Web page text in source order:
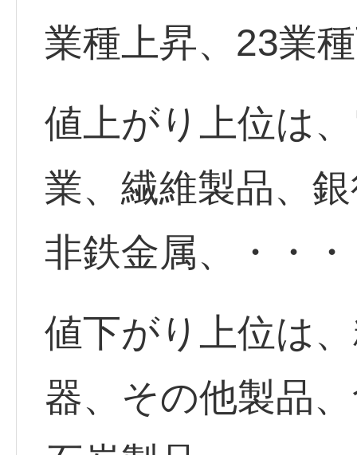
業種上昇、23業
値上がり上位は
業、繊維製品、
非鉄金属、・・・
値下がり上位は
器、その他製品